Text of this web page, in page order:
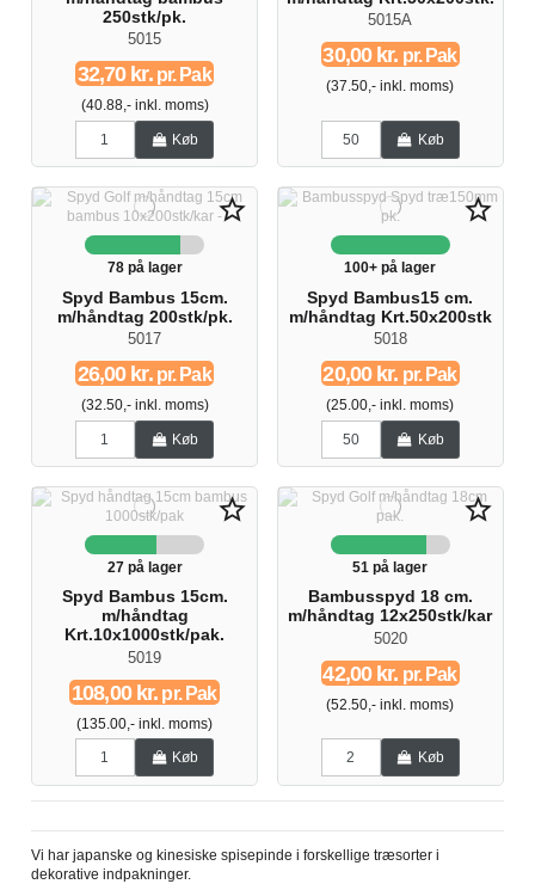
250stk/pk.
5015
32,70 kr.pr. Pak
(40.88,- inkl. moms)
Køb
5015A
30,00 kr. pr. Pak
(37.50,- inkl. moms)
Køb
star_border
78 på lager
Spyd Bambus 15cm.
m/håndtag 200stk/pk.
5017
26,00 kr.pr. Pak
(32.50,- inkl. moms)
Køb
star_border
100+ på lager
Spyd Bambus15 cm.
m/håndtag Krt.50x200stk
5018
20,00 kr. pr. Pak
(25.00,- inkl. moms)
Køb
star_border
27 på lager
Spyd Bambus 15cm.
m/håndtag
Krt.10x1000stk/pak.
5019
108,00 kr. pr. Pak
(135.00,- inkl. moms)
Køb
star_border
51 på lager
Bambusspyd 18 cm.
m/håndtag 12x250stk/kar
5020
42,00 kr. pr. Pak
(52.50,- inkl. moms)
Køb
Vi har japanske og kinesiske spisepinde i forskellige træsorter i
dekorative indpakninger.